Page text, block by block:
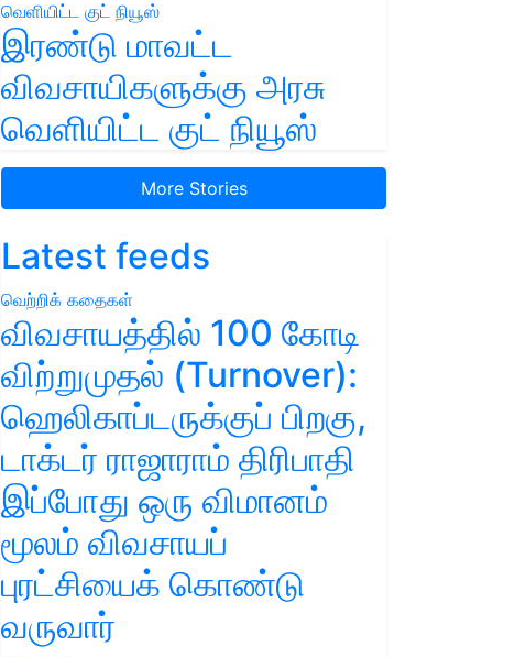
இரண்டு மாவட்ட
விவசாயிகளுக்கு அரசு
வெளியிட்ட குட் நியூஸ்
More Stories
Latest feeds
வெற்றிக் கதைகள்
விவசாயத்தில் 100 கோடி
விற்றுமுதல் (Turnover):
ஹெலிகாப்டருக்குப் பிறகு,
டாக்டர் ராஜாராம் திரிபாதி
இப்போது ஒரு விமானம்
மூலம் விவசாயப்
புரட்சியைக் கொண்டு
வருவார்